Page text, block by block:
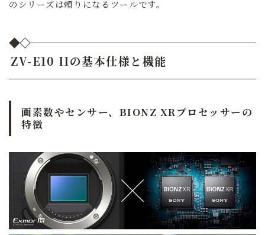
のシリーズは頼りになるツールです。
ZV-E10 IIの基本仕様と機能
画素数やセンサー、BIONZ XRプロセッサーの
特徴